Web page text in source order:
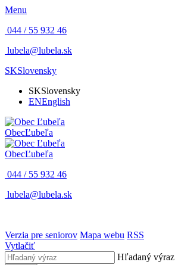
Menu
044 / 55 932 46
lubela@lubela.sk
SKSlovensky
SKSlovensky
ENEnglish
ObecĽubeľa
ObecĽubeľa
044 / 55 932 46
lubela@lubela.sk
Verzia pre seniorov Mapa webu RSS
Vytlačiť
Hľadaný výraz